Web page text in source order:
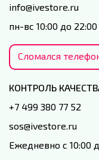
info@ivestore.ru
пн-вс 10:00 до 22:00
Сломался
КОНТРОЛЬ
+7 499 380 77 52
sos@ivestore.ru
Ежедневно с 10:00